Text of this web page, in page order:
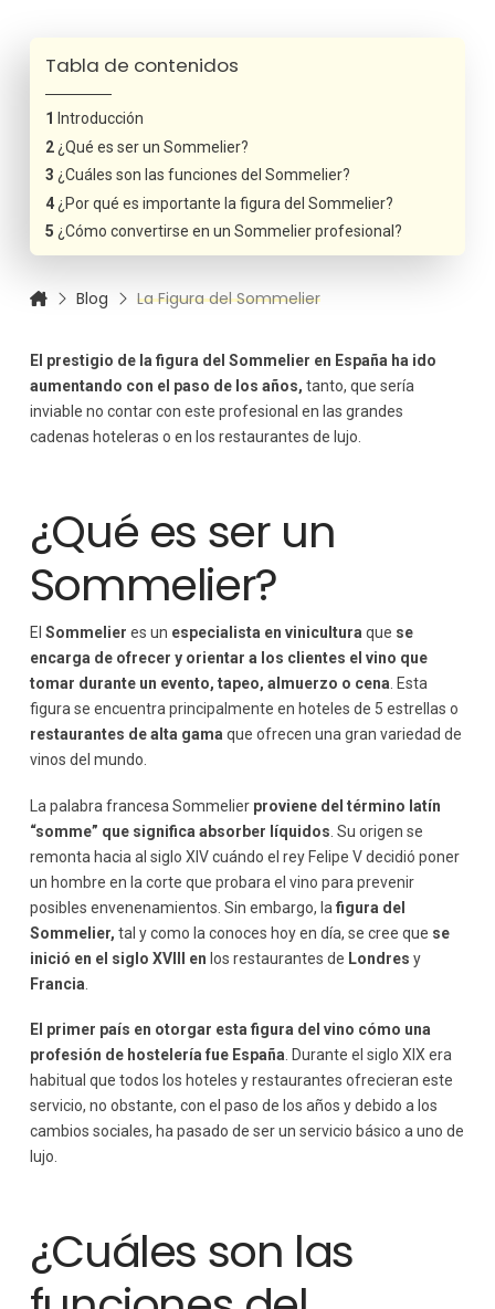
Tabla de contenidos
Introducción
¿Qué es ser un Sommelier?
¿Cuáles son las funciones del Sommelier?
¿Por qué es importante la figura del Sommelier?
¿Cómo convertirse en un Sommelier profesional?
Blog La Figura del Sommelier
El prestigio de la figura del Sommelier en España ha ido
aumentando con el paso de los años, tanto, que sería
inviable no contar con este profesional en las grandes
cadenas hoteleras o en los restaurantes de lujo.
¿Qué es ser un
Sommelier?
El Sommelier es un especialista en vinicultura que se
encarga de ofrecer y orientar a los clientes el vino que
tomar durante un evento, tapeo, almuerzo o cena. Esta
figura se encuentra principalmente en hoteles de 5 estrellas o
restaurantes de alta gama que ofrecen una gran variedad de
vinos del mundo.
La palabra francesa Sommelier proviene del término latín
“somme” que significa absorber líquidos . Su origen se
remonta hacia al siglo XIV cuándo el rey Felipe V decidió poner
un hombre en la corte que probara el vino para prevenir
posibles envenenamientos. Sin embargo, la figura del
Sommelier, tal y como la conoces hoy en día, se cree que se
inició en el siglo XVIII en los restaurantes de Londres y
Francia
El primer país en otorgar esta figura del vino cómo una
profesión de hostelería fue España . Durante el siglo XIX era
habitual que todos los hoteles y restaurantes ofrecieran este
servicio, no obstante, con el paso de los años y debido a los
cambios sociales, ha pasado de ser un servicio básico a uno de
lujo.
¿Cuáles son las